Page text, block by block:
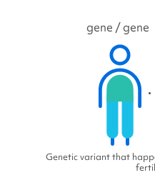
gene / gene
Genetic variant that